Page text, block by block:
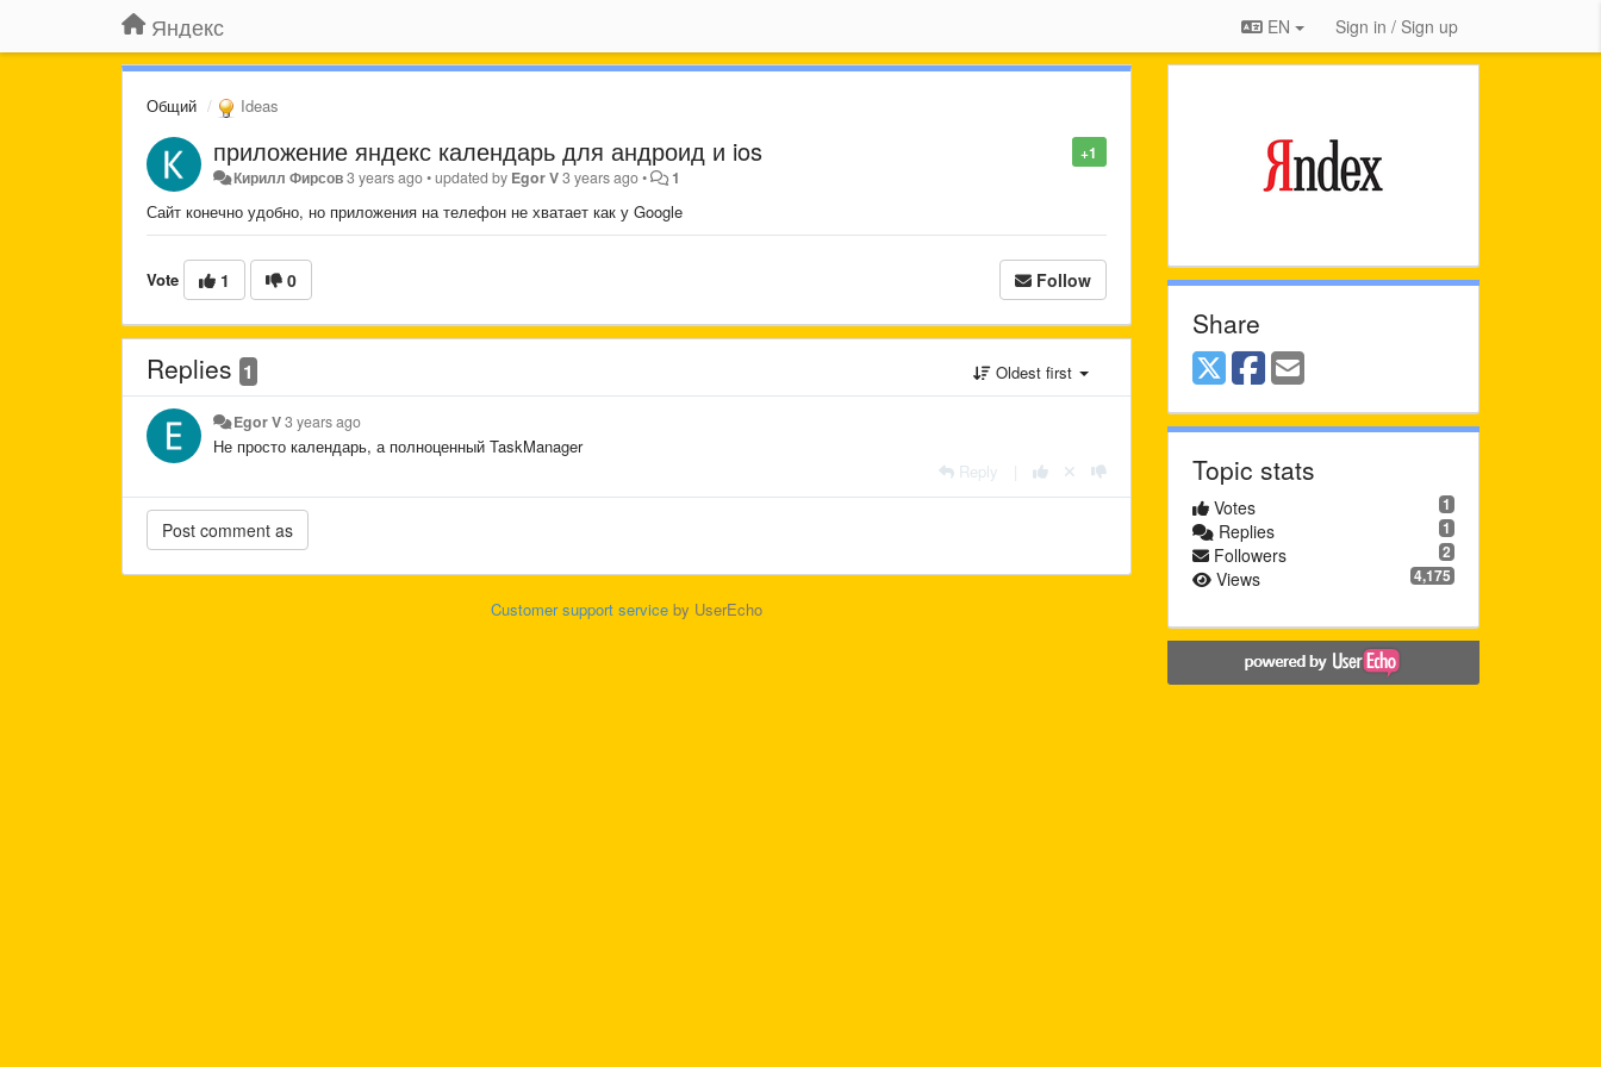
Яндекс EN Sign in / Sign up
Общий Ideas
+1
приложение яндекс календарь для андроид и ios
Кирилл Фирсов3 years ago•updated by Egor V3 years ago• 1
Сайт конечно удобно, но приложения на телефон не хватает как у Google
Vote 1 0 Follow
Replies 1 Oldest first
Egor V3 years ago
Не просто календарь, а полноценный TaskManager
Reply
Customer support serviceby UserEcho
Share
Topic stats
1
Votes
1
Replies
2
Followers
4,175
Views